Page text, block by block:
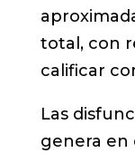
total, con
calificar
Las
genera en